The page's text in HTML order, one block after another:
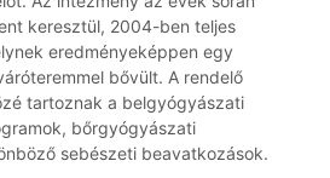
keresztül, 2004-ben teljes
eredményeképpen egy
bővült. A rendelő
tartoznak a belgyógyászati
bőrgyógyászati
sebészeti beavatkozások.